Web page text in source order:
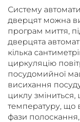
Систему
дверцят можна
програм миття,
дверцята
кілька
циркуляцію
посудомийної
висихання
циклу
температуру, що
фази полоскання,